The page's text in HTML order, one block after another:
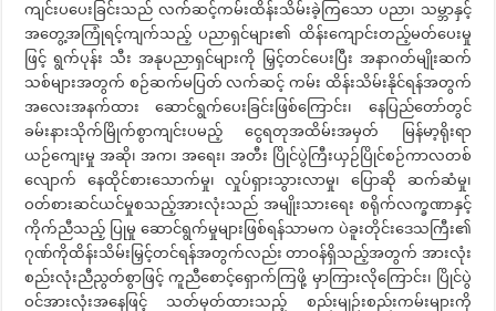
ကျင်းပပေးခြင်းသည် လက်ဆင့်ကမ်းထိန်းသိမ်းခဲ့ကြသော ပညာ၊ သမ္ဘာနှင့်
အတွေ့အကြုံရင့်ကျက်သည့် ပညာရှင်များ၏ ထိန်းကျောင်းတည့်မတ်ပေးမှု
ဖြင့် ရွက်ပုန်း သီး အနုပညာရှင်များကို မြှင့်တင်ပေးပြီး အနာဂတ်မျိုးဆက်
သစ်များအတွက် စဉ်ဆက်မပြတ် လက်ဆင့် ကမ်း ထိန်းသိမ်းနိုင်ရန်အတွက်
အလေးအနက်ထား ဆောင်ရွက်ပေးခြင်းဖြစ်ကြောင်း၊ နေပြည်တော်တွင်
ခမ်းနားသိုက်မြိုက်စွာကျင်းပမည့် ငွေရတုအထိမ်းအမှတ် မြန်မာ့ရိုးရာ
ယဉ်ကျေးမှု အဆို၊ အက၊ အရေး၊ အတီး ပြိုင်ပွဲကြီးယှဉ်ပြိုင်စဉ်ကာလတစ်
လျောက် နေထိုင်စားသောက်မှု၊ လှုပ်ရှားသွားလာမှု၊ ပြောဆို ဆက်ဆံမှု၊
ဝတ်စားဆင်ယင်မှုစသည့်အားလုံးသည် အမျိုးသားရေး စရိုက်လက္ခဏာနှင့်
ကိုက်ညီသည့် ပြုမှု ဆောင်ရွက်မှုများဖြစ်ရန်သာမက ပဲခူးတိုင်းဒေသကြီး၏
ဂုဏ်ကိုထိန်းသိမ်းမြှင့်တင်ရန်အတွက်လည်း တာဝန်ရှိသည့်အတွက် အားလုံး
စည်းလုံးညီညွတ်စွာဖြင့် ကူညီစောင့်ရှောက်ကြဖို့ မှာကြားလိုကြောင်း၊ ပြိုင်ပွဲ
ဝင်အားလုံးအနေဖြင့် သတ်မှတ်ထားသည့် စည်းမျဉ်းစည်းကမ်းများကို